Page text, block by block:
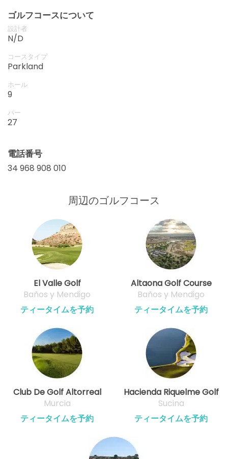
ゴルフコースについて
設計者
N/D
コースタイプ
Parkland
ホール
9
パー
27
電話番号
34 968 908 010
周辺のゴルフコース
El Valle Golf
Baños y Mendigo
ティータイムを予約
Altaona Golf Course
Baños y Mendigo
ティータイムを予約
Club De Golf Altorreal
Murcia
ティータイムを予約
Hacienda Riquelme Golf
Sucina
ティータイムを予約